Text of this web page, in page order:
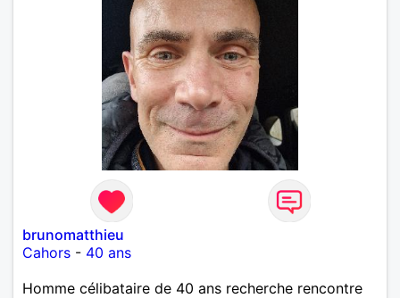
brunomatthieu
Cahors - 40 ans
Homme célibataire de 40 ans recherche rencontre